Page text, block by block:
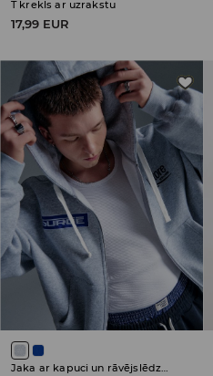
T krekls ar uzrakstu
17,99 EUR
Jaka ar kapuci un rāvējslēdzēja aizdari